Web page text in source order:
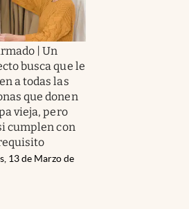
| Un
busca que le
a todas las
que donen
vieja, pero
cumplen con
13 de Marzo de